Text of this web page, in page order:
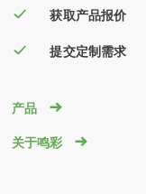
获取产品报价
提交定制需求
产品 
关于鸣彩 